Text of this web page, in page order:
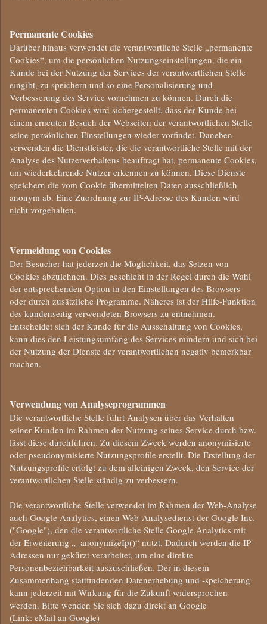
Permanente Cookies
Darüber hinaus verwendet die verantwortliche Stelle „permanente
Cookies“, um die persönlichen Nutzungseinstellungen, die ein
Kunde bei der Nutzung der Services der verantwortlichen Stelle
eingibt, zu speichern und so eine Personalisierung und
Verbesserung des Service vornehmen zu können. Durch die
permanenten Cookies wird sichergestellt, dass der Kunde bei
einem erneuten Besuch der Webseiten der verantwortlichen Stelle
seine persönlichen Einstellungen wieder vorfindet. Daneben
verwenden die Dienstleister, die die verantwortliche Stelle mit der
Analyse des Nutzerverhaltens beauftragt hat, permanente Cookies,
um wiederkehrende Nutzer erkennen zu können. Diese Dienste
speichern die vom Cookie übermittelten Daten ausschließlich
anonym ab. Eine Zuordnung zur IP-Adresse des Kunden wird
nicht vorgehalten.
Vermeidung von Cookies
Der Besucher hat jederzeit die Möglichkeit, das Setzen von
Cookies abzulehnen. Dies geschieht in der Regel durch die Wahl
der entsprechenden Option in den Einstellungen des Browsers
oder durch zusätzliche Programme. Näheres ist der Hilfe-Funktion
des kundenseitig verwendeten Browsers zu entnehmen.
Entscheidet sich der Kunde für die Ausschaltung von Cookies,
kann dies den Leistungsumfang des Services mindern und sich bei
der Nutzung der Dienste der verantwortlichen negativ bemerkbar
machen.
Verwendung von Analyseprogrammen
Die verantwortliche Stelle führt Analysen über das Verhalten
seiner Kunden im Rahmen der Nutzung seines Service durch bzw.
lässt diese durchführen. Zu diesem Zweck werden anonymisierte
oder pseudonymisierte Nutzungsprofile erstellt. Die Erstellung der
Nutzungsprofile erfolgt zu dem alleinigen Zweck, den Service der
verantwortlichen Stelle ständig zu verbessern.
Die verantwortliche Stelle verwendet im Rahmen der Web-Analyse
auch Google Analytics, einen Web-Analysedienst der Google Inc.
("Google"), den die verantwortliche Stelle Google Analytics mit
der Erweiterung „_anonymizeIp()“ nutzt. Dadurch werden die IP-
Adressen nur gekürzt verarbeitet, um eine direkte
Personenbeziehbarkeit auszuschließen. Der in diesem
Zusammenhang stattfindenden Datenerhebung und -speicherung
kann jederzeit mit Wirkung für die Zukunft widersprochen
werden. Bitte wenden Sie sich dazu direkt an Google
(Link: eMail an Google)